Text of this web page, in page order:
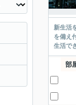
新生活
を備え
生活で
部